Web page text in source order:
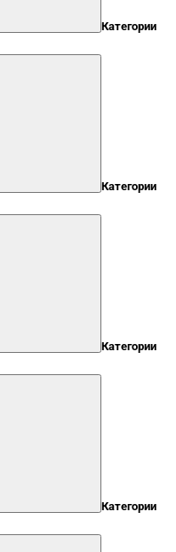
Категории
Категории
Категории
Категории